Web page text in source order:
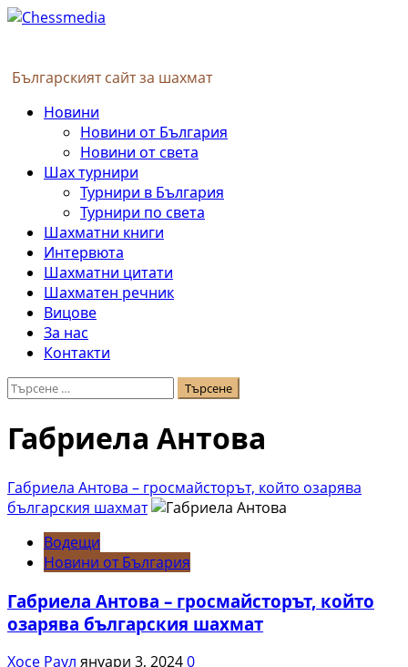
Skip
Българският сайт за шахмат
PrimaryНовини
Новини от България
Новини от света
Шах турнири
Турнири в България
Турнири по света
Шахматни книги
Интервюта
Шахматни цитати
Шахматен речник
Вицове
За нас
Контакти
Търсене
Габриела Антова
Габриела Антова – гросмайсторът, който озарява
българския шахмат
Водещи
Новини от България
Габриела Антова – гросмайсторът, който
озарява българския шахмат
Хосе Раул януари 3, 20240